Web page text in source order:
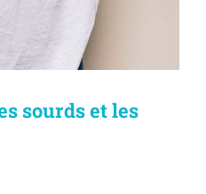
sourds et les